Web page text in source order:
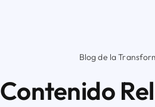
Blog de la
Contenido